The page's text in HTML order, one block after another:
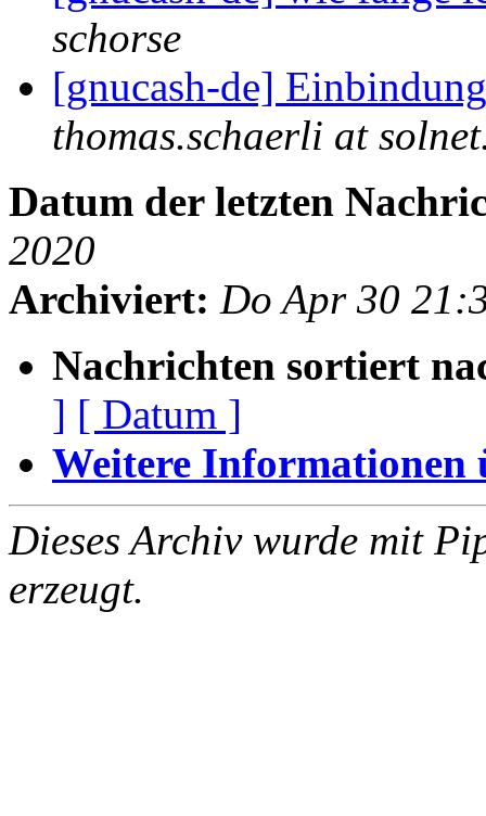
schorse
[gnucash-de]
thomas.schaerli at
Datum der letzten
2020
Archiviert: Do Apr 30
Nachrichten sortiert
] [ Datum ]
Weitere Informationen
Dieses Archiv wurde mit
erzeugt.